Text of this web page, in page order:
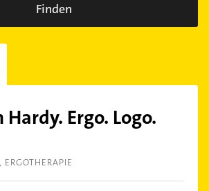
Finden
Hardy. Ergo. Logo.
ERGOTHERAPIE